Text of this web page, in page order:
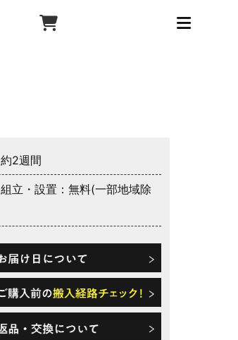
2週間
立・設置：無料(一部地域除